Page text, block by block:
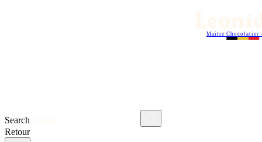
Search
Maitre Chocolatier
Retour